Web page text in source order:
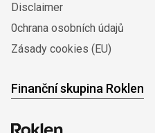
Disclaimer
0chrana osobních údajů
Zásady cookies (EU)
Finanční skupina Roklen